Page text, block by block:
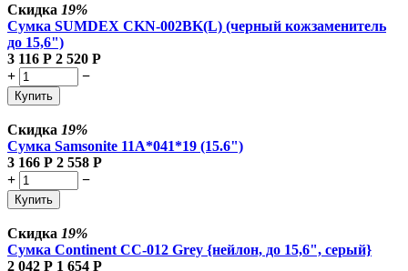
Скидка 19%
Сумка SUMDEX CKN-002BK(L) (черный кожзаменитель
до 15,6")
3 116 Р 2 520 Р
+
−
Купить
Скидка 19%
Сумка Samsonite 11A*041*19 (15.6")
3 166 Р 2 558 Р
+
−
Купить
Скидка 19%
Сумка Continent CC-012 Grey {нейлон, до 15,6", серый}
2 042 Р 1 654 Р